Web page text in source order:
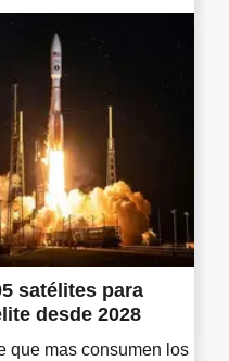
satélites para
desde 2028